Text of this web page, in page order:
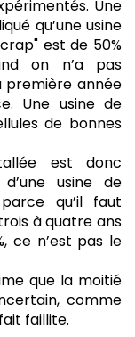
Une
qu’une usine
est de 50%
on n’a pas
première année
Une usine de
de bonnes
est donc
usine de
qu’il faut
à quatre ans
ce n’est pas le
que la moitié
comme
faillite.